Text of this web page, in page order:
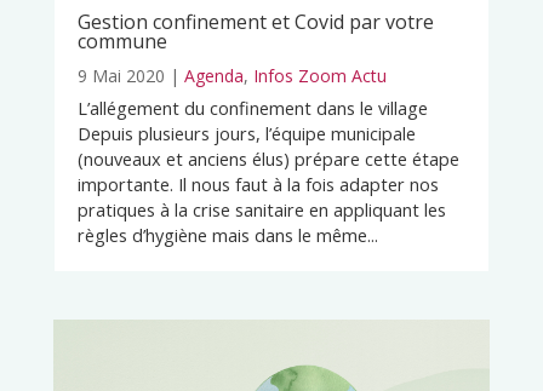
Gestion confinement et Covid par votre
commune
9 Mai 2020 | Agenda, Infos Zoom Actu
L’allégement du confinement dans le village
Depuis plusieurs jours, l’équipe municipale
(nouveaux et anciens élus) prépare cette étape
importante. Il nous faut à la fois adapter nos
pratiques à la crise sanitaire en appliquant les
règles d’hygiène mais dans le même...